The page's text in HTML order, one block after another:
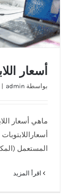
أسعار
بواسطة admin
|
المستعمل (المكفول )